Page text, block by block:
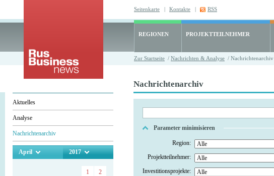
Seitenkarte | Kontakte | RSS
REGIONEN PROJEKTTEILNEHMER
Zur Startseite / Nachrichten & Analyse / Nachrichtenarchiv
Aktuelles
Analyse
Nachrichtenarchiv
April 2017
1
2
Nachrichtenarchiv
Parameter minimisieren
Region:
Projektteilnehmer:
Investitionsprojekte: